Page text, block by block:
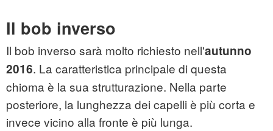
Il bob inverso
Il bob inverso sarà molto richiesto nell'autunno
2016. La caratteristica principale di questa
chioma è la sua strutturazione. Nella parte
posteriore, la lunghezza dei capelli è più corta e
invece vicino alla fronte è più lunga.